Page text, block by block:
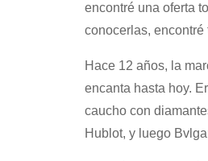
encontré una oferta
conocerlas, encontré
Hace 12 años, la
encanta hasta hoy.
caucho con
Hublot, y luego